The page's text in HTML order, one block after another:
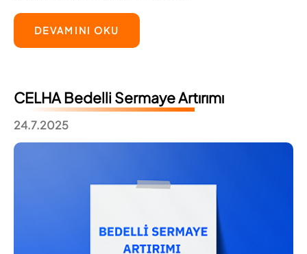
DEVAMINI OKU
CELHA Bedelli Sermaye Artırımı
24.7.2025